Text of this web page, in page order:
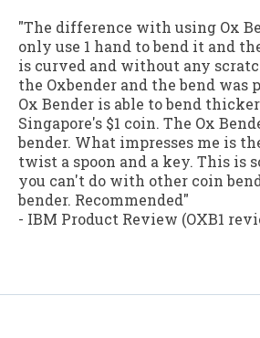
"The difference with using Ox
only use 1 hand to bend it and
is curved and without any
the Oxbender and the bend was
Ox Bender is able to bend
Singapore's $1 coin. The Ox
bender. What impresses me is
twist a spoon and a key. This is
you can't do with other coin
bender. Recommended"
- IBM Product Review (OXB1